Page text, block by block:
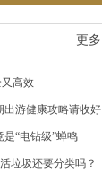
更多
高效
出游健康攻略请收好
“电钻级”蝉鸣
垃圾还要分类吗？